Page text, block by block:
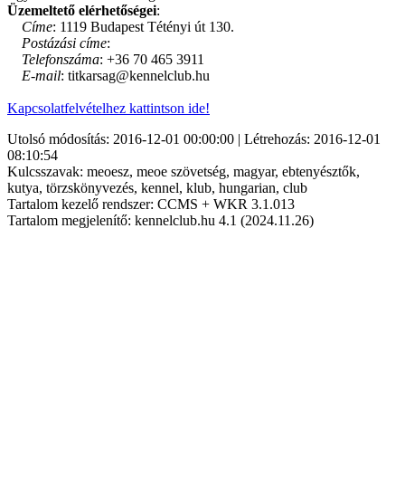
Üzemeltető elérhetőségei:
Címe: 1119 Budapest Tétényi út 130.
Postázási címe:
Telefonszáma: +36 70 465 3911
E-mail: titkarsag@kennelclub.hu
Kapcsolatfelvételhez kattintson ide!
Utolsó módosítás: 2016-12-01 00:00:00 | Létrehozás: 2016-12-01
08:10:54
Kulcsszavak: meoesz, meoe szövetség, magyar, ebtenyésztők,
kutya, törzskönyvezés, kennel, klub, hungarian, club
Tartalom kezelő rendszer: CCMS + WKR 3.1.013
Tartalom megjelenítő: kennelclub.hu 4.1 (2024.11.26)